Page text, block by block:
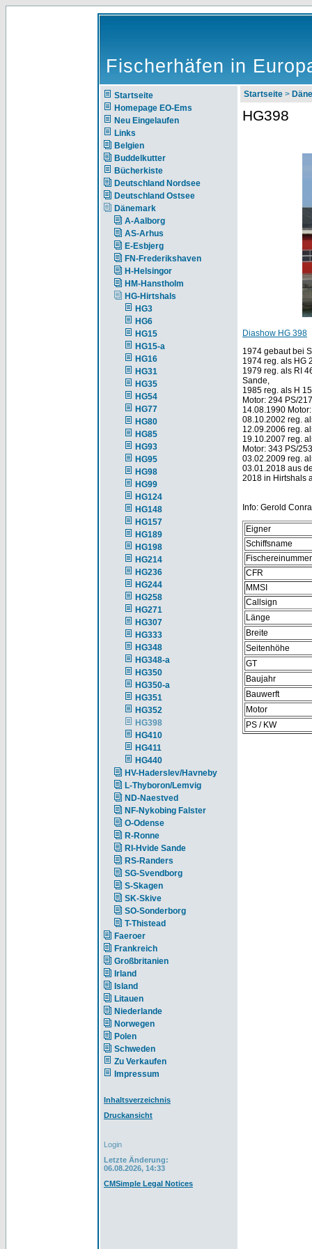
Fischerhäfen in
Startseite
Homepage EO-Ems
Neu Eingelaufen
Links
Belgien
Buddelkutter
Bücherkiste
Deutschland Nordsee
Deutschland Ostsee
Dänemark
A-Aalborg
AS-Arhus
E-Esbjerg
FN-Frederikshaven
H-Helsingor
HM-Hanstholm
HG-Hirtshals
HG3
HG6
HG15
HG15-a
HG16
HG31
HG35
HG54
HG77
HG80
HG85
HG93
HG95
HG98
HG99
HG124
HG148
HG157
HG189
HG198
HG214
HG236
HG244
HG258
HG271
HG307
HG333
HG348
HG348-a
HG350
HG350-a
HG351
HG352
HG398
HG410
HG411
HG440
HV-Haderslev/Havneby
L-Thyboron/Lemvig
ND-Naestved
NF-Nykobing Falster
O-Odense
R-Ronne
RI-Hvide Sande
RS-Randers
SG-Svendborg
S-Skagen
SK-Skive
SO-Sonderborg
T-Thistead
Faeroer
Frankreich
Großbritanien
Irland
Island
Litauen
Niederlande
Norwegen
Polen
Schweden
Zu Verkaufen
Impressum
Inhaltsverzeichnis
Druckansicht
Login
Letzte Änderung:
06.08.2026, 14:33
CMSimple Legal Notices
Startseite >
HG398
Diashow HG 398
1974 gebaut bei
1974 reg. als HG
1979 reg. als RI
Sande,
1985 reg. als H
Motor: 294 PS/
14.08.1990
08.10.2002 reg.
12.09.2006 reg.
19.10.2007 reg.
Motor: 343 PS/
03.02.2009 reg.
03.01.2018 aus
2018 in Hirtshals
Info: Gerold
Eigner
Schiffsname
Fischereinummer
CFR
MMSI
Callsign
Länge
Breite
Seitenhöhe
GT
Baujahr
Bauwerft
Motor
PS / KW